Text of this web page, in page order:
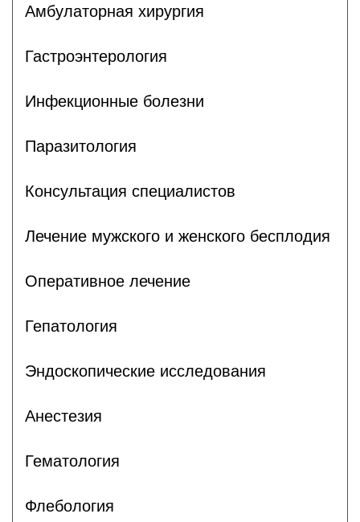
Амбулаторная хирургия
Гастроэнтерология
Инфекционные болезни
Паразитология
Консультация специалистов
Лечение мужского и женского бесплодия
Оперативное лечение
Гепатология
Эндоскопические исследования
Анестезия
Гематология
Флебология